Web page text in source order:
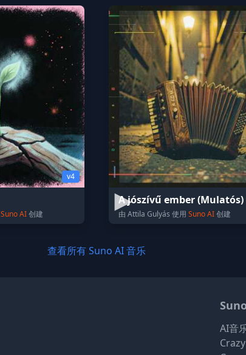
v4
Suno AI创建
A jószívű ember (Mulatós)
由 Attila Gulyás 使用 Suno AI创建
查看所有 Suno AI 音乐
AI音